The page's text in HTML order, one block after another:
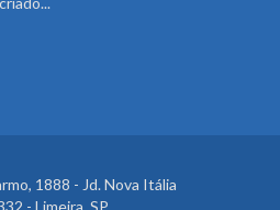
1888 - Jd. Nova Itália
- Limeira, SP